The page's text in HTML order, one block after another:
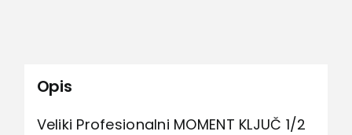
Opis
Veliki Profesionalni MOMENT KLJUČ 1/2